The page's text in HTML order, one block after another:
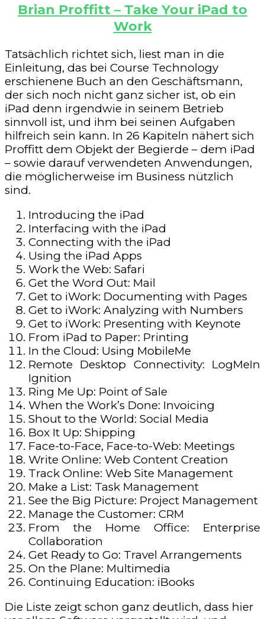
Brian Proffitt – Take Your iPad to
Work
Tatsächlich richtet sich, liest man in die
Einleitung, das bei Course Technology
erschienene Buch an den Geschäftsmann,
der sich noch nicht ganz sicher ist, ob ein
iPad denn irgendwie in seinem Betrieb
sinnvoll ist, und ihm bei seinen Aufgaben
hilfreich sein kann. In 26 Kapiteln nähert sich
Proffitt dem Objekt der Begierde – dem iPad
– sowie darauf verwendeten Anwendungen,
die möglicherweise im Business nützlich
sind.
Introducing the iPad
Interfacing with the iPad
Connecting with the iPad
Using the iPad Apps
Work the Web: Safari
Get the Word Out: Mail
Get to iWork: Documenting with Pages
Get to iWork: Analyzing with Numbers
Get to iWork: Presenting with Keynote
From iPad to Paper: Printing
In the Cloud: Using MobileMe
Remote Desktop Connectivity: LogMeIn
Ignition
Ring Me Up: Point of Sale
When the Work’s Done: Invoicing
Shout to the World: Social Media
Box It Up: Shipping
Face-to-Face, Face-to-Web: Meetings
Write Online: Web Content Creation
Track Online: Web Site Management
Make a List: Task Management
See the Big Picture: Project Management
Manage the Customer: CRM
From the Home Office: Enterprise
Collaboration
Get Ready to Go: Travel Arrangements
On the Plane: Multimedia
Continuing Education: iBooks
Die Liste zeigt schon ganz deutlich, dass hier